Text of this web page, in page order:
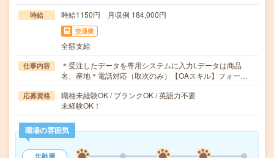
時給 時給1150円 月収例 184,000円
交通費
全額支給
仕事内容
＊受注したデータを専用システムに入力Lデータは商品
名、産地＊電話対応（取次のみ）【OAスキル】フォー…
応募資格
職種未経験OK / ブランクOK / 英語力不要
未経験OK！
職場の雰囲気
年齢層